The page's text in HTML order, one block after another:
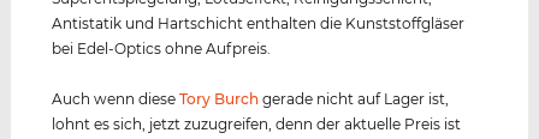
Antistatik und Hartschicht enthalten die Kunststoffgläser
bei Edel-Optics ohne Aufpreis.
Auch wenn dieseTory Burch gerade nicht auf Lager ist,
lohnt es sich, jetzt zuzugreifen, denn der aktuelle Preis ist